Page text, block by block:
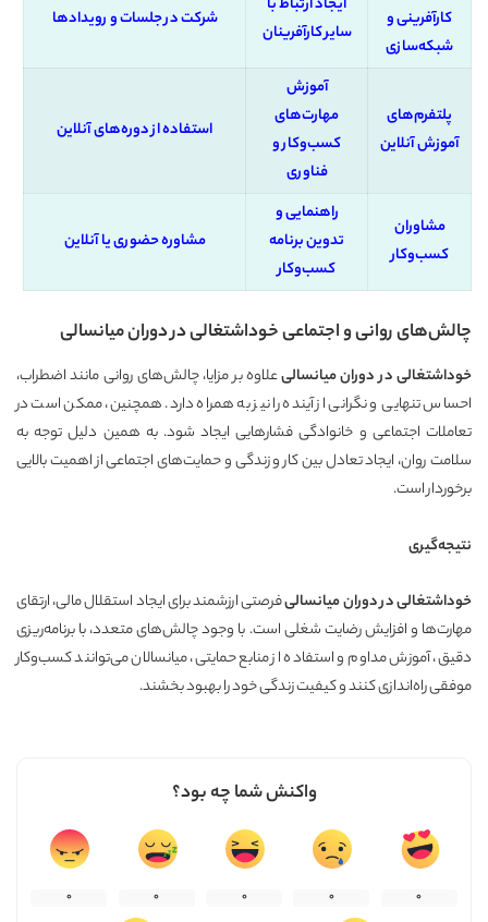
کارآفرینی و
شبکه‌سازی
ایجاد ارتباط با
سایر کارآفرینان
شرکت در جلسات و رویدادها
پلتفرم‌های
آموزش آنلاین
آموزش
مهارت‌های
کسب‌وکار و
فناوری
استفاده از دوره‌های آنلاین
مشاوران
کسب‌وکار
راهنمایی و
تدوین برنامه‌
کسب‌وکار
مشاوره حضوری یا آنلاین
چالش‌های روانی و اجتماعی خوداشتغالی در دوران میانسالی
خوداشتغالی در دوران میانسالیعلاوه بر مزایا، چالش‌های روانی مانند اضطراب،
احساس تنهایی و نگرانی از آینده را نیز به همراه دارد. همچنین، ممکن است در
تعاملات اجتماعی و خانوادگی فشارهایی ایجاد شود. به همین دلیل توجه به
سلامت روان، ایجاد تعادل بین کار و زندگی و حمایت‌های اجتماعی از اهمیت بالایی
برخوردار است.
نتیجه‌گیری
خوداشتغالی در دوران میانسالیفرصتی ارزشمند برای ایجاد استقلال مالی، ارتقای
مهارت‌ها و افزایش رضایت شغلی است. با وجود چالش‌های متعدد، با برنامه‌ریزی
دقیق، آموزش مداوم و استفاده از منابع حمایتی، میانسالان می‌توانند کسب‌وکار
موفقی راه‌اندازی کنند و کیفیت زندگی خود را بهبود بخشند.
واکنش شما چه بود؟
0
0
0
0
0